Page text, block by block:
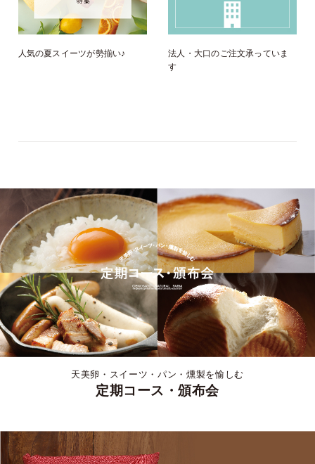
人気の夏スイーツが勢揃い♪
法人・大口のご注文承っていま
す
天美卵・スイーツ・パン・燻製を愉しむ
定期コース・頒布会